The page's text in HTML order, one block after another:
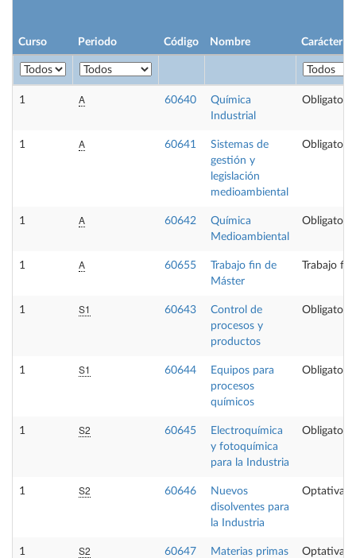
Curso Periodo Código Nombre Carácter
1 A 60640
Química
Industrial
Obligatoria
1 A 60641
Sistemas de
gestión y
legislación
medioambiental
Obligatoria
1 A 60642
Química
Medioambiental
Obligatoria
1 A 60655
Trabajo fin de
Máster
Trabajo
1 S1 60643
Control de
procesos y
productos
Obligatoria
1 S1 60644
Equipos para
procesos
químicos
Obligatoria
1 S2 60645
Electroquímica
y fotoquímica
para la Industria
Obligatoria
1 S2 60646
Nuevos
disolventes para
la Industria
Optativa
1 S2 60647
Materias primas
Optativa